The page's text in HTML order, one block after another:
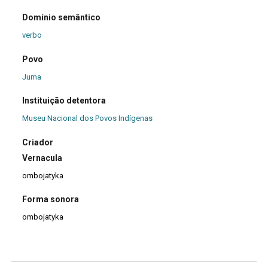
Domínio semântico
verbo
Povo
Juma
Instituição detentora
Museu Nacional dos Povos Indígenas
Criador
Vernacula
ombojatyka
Forma sonora
ombojatyka